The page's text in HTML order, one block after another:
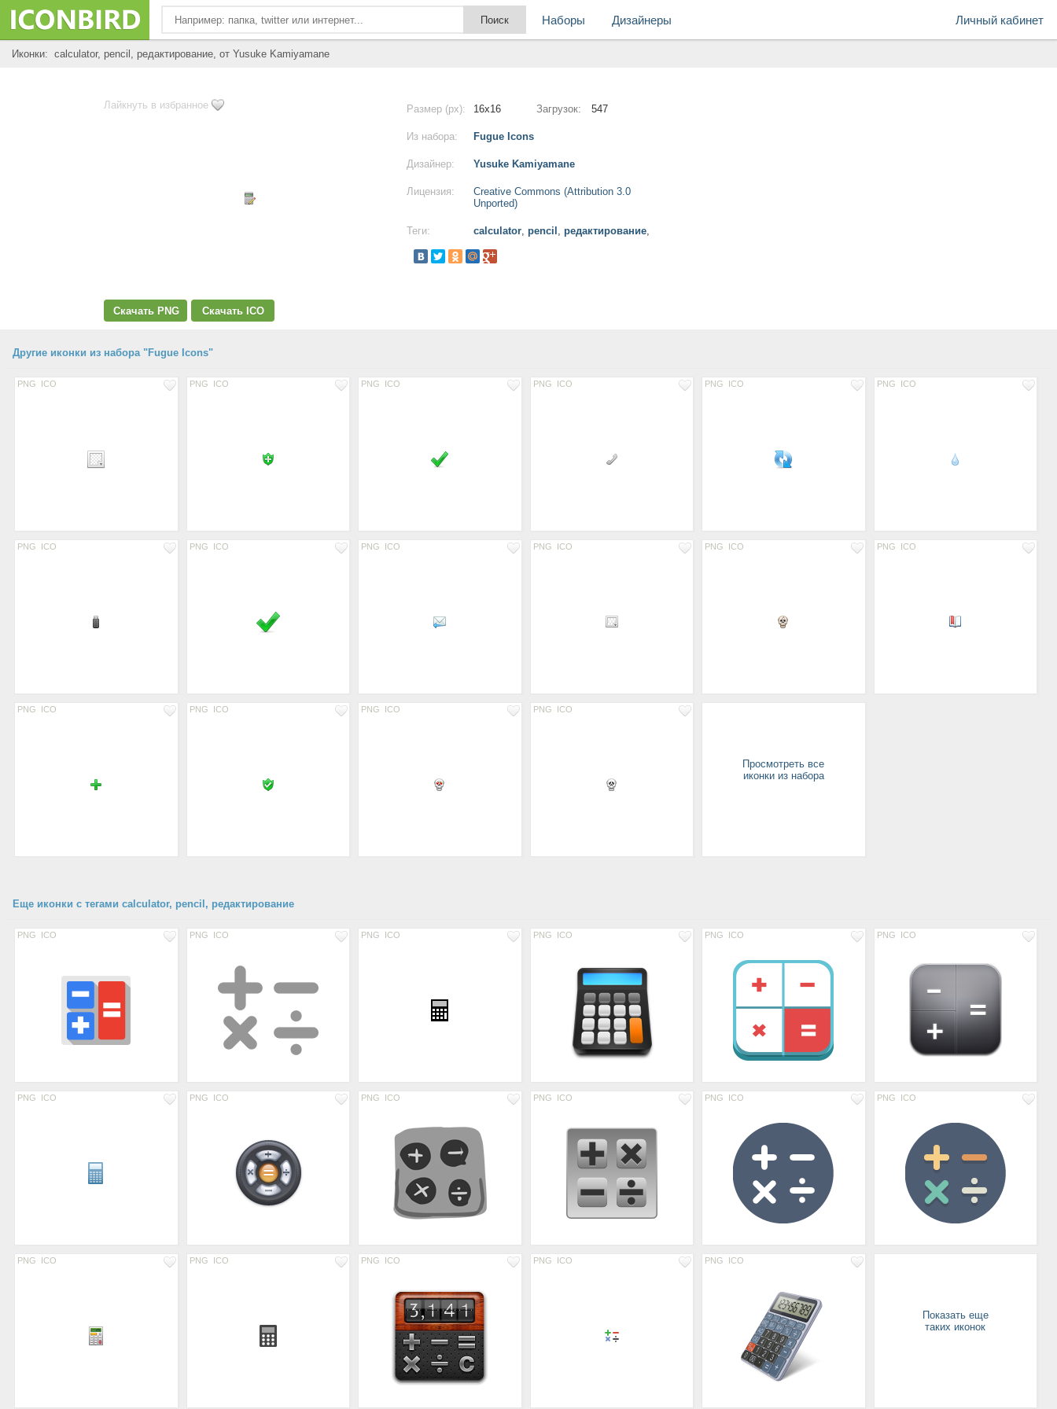
Личный кабинет
Наборы Дизайнеры
Иконки: calculator, pencil, редактирование, от Yusuke Kamiyamane
Лайкнуть в избранное
Скачать PNG Скачать ICO
Размер (px): 16x16 Загрузок: 547
Из набора: Fugue Icons
Дизайнер: Yusuke Kamiyamane
Лицензия:
Creative Commons (Attribution 3.0
Unported)
Теги: calculator, pencil , редактирование,
Другие иконки из набора "Fugue Icons"
PNG ICO PNG ICO PNG ICO PNG ICO PNG ICO PNG ICO
PNG ICO PNG ICO PNG ICO PNG ICO PNG ICO PNG ICO
PNG ICO PNG ICO PNG ICO PNG ICO
Просмотреть все
иконки из набора
Еще иконки с тегами calculator, pencil, редактирование
PNG ICO PNG ICO PNG ICO PNG ICO PNG ICO PNG ICO
PNG ICO PNG ICO PNG ICO PNG ICO PNG ICO PNG ICO
PNG ICO PNG ICO PNG ICO PNG ICO PNG ICO
Показать еще
таких иконок